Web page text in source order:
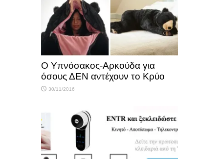
Ο Υπνόσακος-Αρκούδα για
όσους ΔΕΝ αντέχουν το Κρύο
30/11/2016